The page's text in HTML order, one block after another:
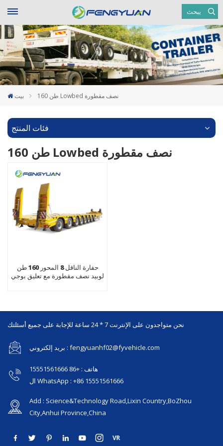
يبحث
بيت 160 طن Lowbed نصف مقطورة
فئات المنتج
160 طن Lowbed نصف مقطورة
حفارة الناقل 8 المحور 160 طن
لوبيد نصف مقطورة مع تعليق بوجي
نحن متواجدون على الإنترنت 7 * 24 ساعة للإجابة على جميع أسئلتك
بريد إلكتروني : fengyuanhf02@fyvehicle.com
هاتف : +86 15551561666
ال WhatsApp : +86 15551561666
Add : Science&Technology Road,Lixin Country,BoZhou
City,Anhui Province,China